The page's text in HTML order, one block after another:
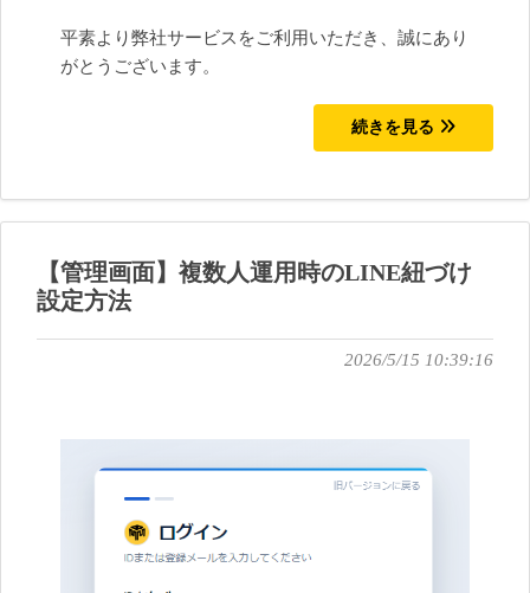
平素より弊社サービスをご利用いただき、誠にあり
がとうございます。
続きを見る
【管理画面】複数人運用時のLINE紐づけ
設定方法
2026/5/15 10:39:16